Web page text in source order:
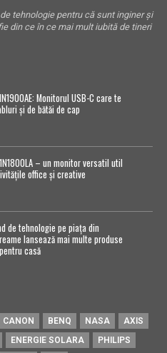
tehnologie pentru că sunt inginer și
din ce în ce mai mult iubită de tineri
Monitorul USB-C care te
și de bătăi de cap
– un monitor versatil util
office și creative
de tehnologie pe piața din
lansează mai multe produse
casă
CANON BENQ NASA
AXIS
ENERGIE SOLARA PHILIPS